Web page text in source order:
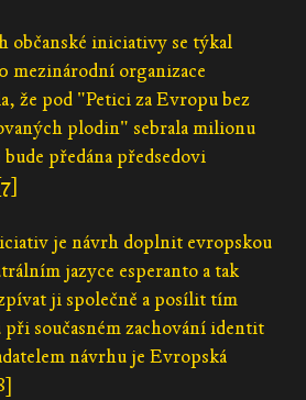
občanské iniciativy se týkal
mezinárodní organizace
že pod "Petici za Evropu bez
plodin" sebrala milionu
předána předsedovi
je návrh doplnit evropskou
jazyce esperanto a tak
ji společně a posílit tím
současném zachování identit
návrhu je Evropská